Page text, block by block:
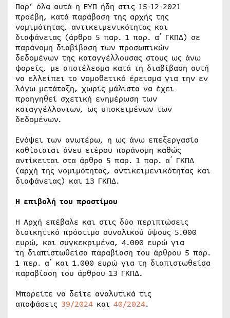
Παρ’ όλα αυτά η ΕΥΠ ήδη στις 15-12-2021
προέβη, κατά παράβαση της αρχής της
νομιμότητας, αντικειμενικότητας και
διαφάνειας (άρθρο 5 παρ. 1 παρ. α΄ ΓΚΠΔ) σε
παράνομη διαβίβαση των προσωπικών
δεδομένων της καταγγέλλουσας στους ως άνω
φορείς, με αποτέλεσμα κατά τη διαβίβαση αυτή
να ελλείπει το νομοθετικό έρεισμα για την εν
λόγω μετάταξη, χωρίς μάλιστα να έχει
προηγηθεί σχετική ενημέρωση των
καταγγέλλοντων, ως υποκειμένων των
δεδομένων.
Ενόψει των ανωτέρω, η ως άνω επεξεργασία
καθίσταται άνευ ετέρου παράνομη καθώς
αντίκειται στα άρθρα 5 παρ. 1 παρ. α΄ ΓΚΠΔ
(αρχή της νομιμότητας, αντικειμενικότητας και
διαφάνειας) και 13 ΓΚΠΔ.
Η επιβολή του προστίμου
Η Αρχή επέβαλε και στις δύο περιπτώσεις
διοικητικό πρόστιμο συνολικού ύψους 5.000
ευρώ, και συγκεκριμένα, 4.000 ευρώ για
τη διαπιστωθείσα παραβίαση του άρθρου 5 παρ.
1 περ. α΄ και 1.000 ευρώ για τη διαπιστωθείσα
παραβίαση του άρθρου 13 ΓΚΠΔ.
Μπορείτε να δείτε αναλυτικά τις
αποφάσεις 39/2024 και 40/2024.